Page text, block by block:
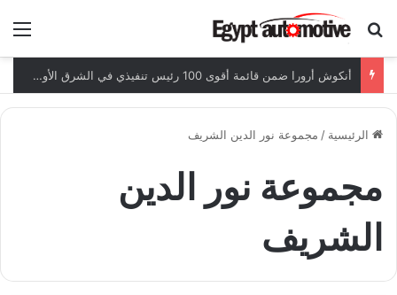
ابحث عن
خالد هاشم: مصر تهدف لتحويل شراكة البريكس لفرص استثمارية في السيارات ومكوناتها
الرئيسية / مجموعة نور الدين الشريف
مجموعة نور الدين
الشريف